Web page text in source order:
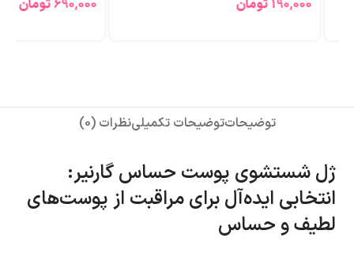
190,000تومان 690,000تومان
توضیحاتتوضیحات تکمیلینظرات (0)
ژل شستشوی پوست حساس گارنیر:
انتخابی ایده‌آل برای مراقبت از پوست‌های
لطیف و حساس